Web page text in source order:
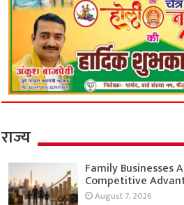
राज्य
Family Businesses
Competitive
August 7, 2026